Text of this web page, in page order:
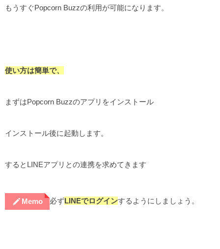
もうすぐPopcorn Buzzの利用が可能になります。
使い方は簡単で、
まずはPopcorn Buzzのアプリをインストール
インストール後に起動します。
するとLINEアプリとの連携を求めてきます
Memo 必ずLINEでログインするようにしましょう。